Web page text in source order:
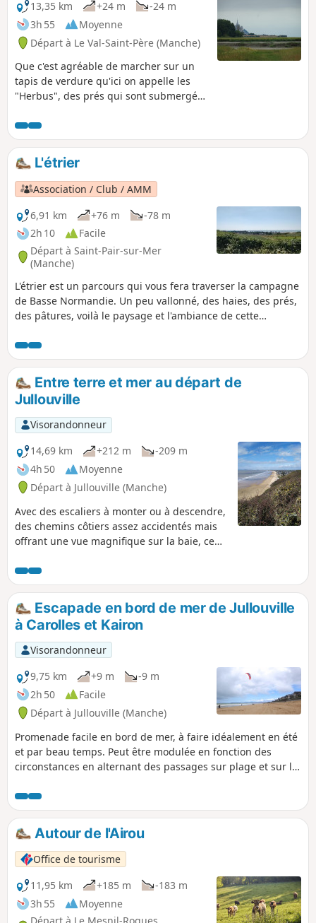
13,35 km +24 m
-24 m
3h 55
Moyenne
Départ à Le Val-Saint-Père (Manche)
Que c'est agréable de marcher sur un
tapis de verdure qu'ici on appelle les
"Herbus", des prés qui sont submergés
saveur salé à l'herbe, nourriture
essentielle des moutons ! En plus, après
la traversée de la charmante bourgade
de Val-Saint-Père, l'œil est rempli par la
majesté du Mont-Saint-Michel qui se
dresse à l'Ouest entre la Pointe du
Grouin du Sud, à droite, et la Pointe de
Roche Torin, à gauche.
L'étrier
Association / Club / AMM
6,91 km
+76 m
-78 m
2h 10
Facile
Départ à Saint-Pair-sur-Mer
(Manche)
L'étrier est un parcours qui vous fera traverser la campagne
de Basse Normandie. Un peu vallonné, des haies, des prés,
des pâtures, voilà le paysage et l'ambiance de cette
Entre terre et mer au départ de
Jullouville
Visorandonneur
14,69 km
+212 m
-209 m
4h 50
Moyenne
Départ à Jullouville (Manche)
Avec des escaliers à monter ou à descendre,
des chemins côtiers assez accidentés mais
offrant une vue magnifique sur la baie, ce
kilomètres de goudron sur petites routes
peu fréquentées, permet d'apprécier en
deuxième partie une magnifique vue sur le
bocage normand puis sur la côte du
Cotentin.
Escapade en bord de mer de Jullouville
à Carolles et Kairon
Visorandonneur
9,75 km
+9 m
-9 m
2h 50
Facile
Départ à Jullouville (Manche)
Promenade facile en bord de mer, à faire idéalement en été
et par beau temps. Peut être modulée en fonction des
circonstances en alternant des passages sur plage et sur le
Autour de l'Airou
Office de tourisme
11,95 km
+185 m
-183 m
3h 55
Moyenne